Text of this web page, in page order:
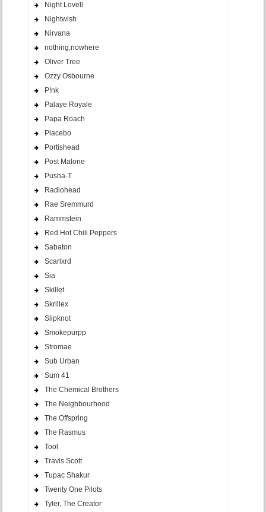
Night Lovell
Nightwish
Nirvana
nothing,nowhere
Oliver Tree
Ozzy Osbourne
P!nk
Palaye Royale
Papa Roach
Placebo
Portishead
Post Malone
Pusha-T
Radiohead
Rae Sremmurd
Rammstein
Red Hot Chili Peppers
Sabaton
Scarlxrd
Sia
Skillet
Skrillex
Slipknot
Smokepurpp
Stromae
Sub Urban
Sum 41
The Chemical Brothers
The Neighbourhood
The Offspring
The Rasmus
Tool
Travis Scott
Tupac Shakur
Twenty One Pilots
Tyler, The Creator